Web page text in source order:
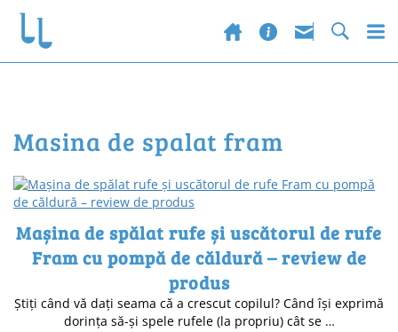
masina de spalat fram
Mașina de spălat rufe și uscătorul de rufe
Fram cu pompă de căldură – review de
produs
Știți când vă dați seama că a crescut copilul? Când își exprimă
dorința să-și spele rufele (la propriu) cât se …